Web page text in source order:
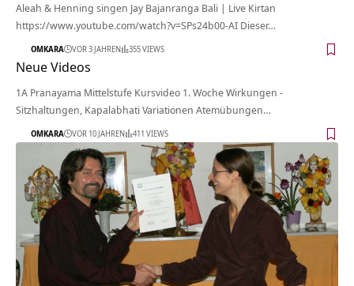
Aleah & Henning singen Jay Bajanranga Bali | Live Kirtan
https://www.youtube.com/watch?v=SPs24b00-AI Dieser…
OMKARA VOR 3 JAHREN 355 VIEWS
Neue Videos
1A Pranayama Mittelstufe Kursvideo 1. Woche Wirkungen -
Sitzhaltungen, Kapalabhati Variationen Atemübungen…
OMKARA VOR 10 JAHREN 411 VIEWS